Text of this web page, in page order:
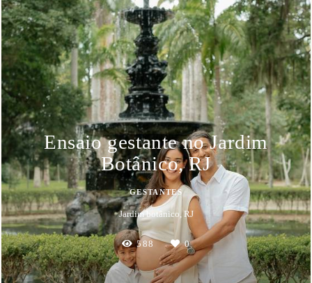
Ensaio gestante no Jardim
Botânico, RJ
GESTANTES
Jardim botânico, RJ
588 0